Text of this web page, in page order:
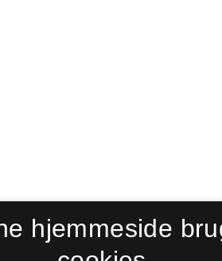
hjemmeside